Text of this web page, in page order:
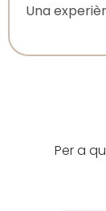
Una
Per a